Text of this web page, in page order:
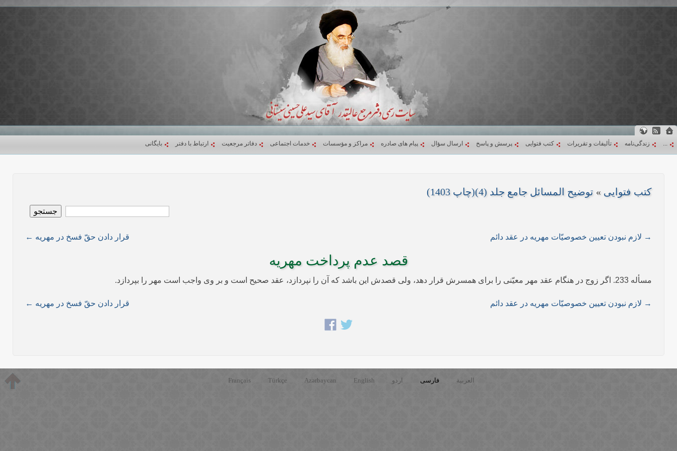
... زندگی‌نامه تألیفات و تقریرات کتب فتوایی پرسش و پاسخ ارسال سؤال پیام های صادره مراکز و مؤسسات خدمات اجتماعی دفاتر مرجعیت ارتباط با دفتر بایگانی
کتب فتوایی » توضیح المسائل جامع جلد (4)(چاپ 1403)
جستجو
قرار دادن حقّ فسخ در مهریه ← → لازم نبودن تعیین خصوصیّات مهریه در عقد دائم
قصد عدم پرداخت مهریه
مسأله 233. اگر زوج در هنگام عقد مهر معیّنی را برای همسرش قرار دهد، ولی قصدش این باشد که آن را نپردازد، عقد صحیح است و بر وی واجب است مهر را بپردازد.
قرار دادن حقّ فسخ در مهریه ← → لازم نبودن تعیین خصوصیّات مهریه در عقد دائم
العربية فارسی اردو English
Azərbaycan
Türkçe
Français